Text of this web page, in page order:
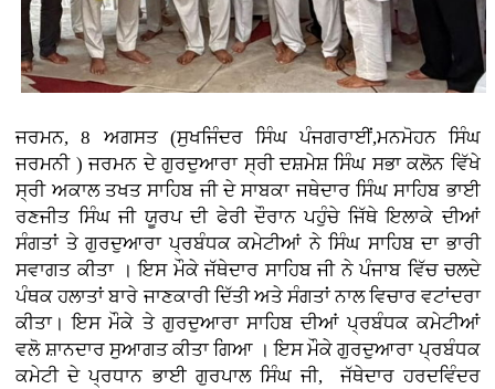
ਜਰਮਨ, 8 ਅਗਸਤ (ਸੁਖਜਿੰਦਰ ਸਿੰਘ ਪੰਜਗਰਾਈਂ,ਮਨਮੋਹਨ ਸਿੰਘ
ਜਰਮਨੀ ) ਜਰਮਨ ਦੇ ਗੁਰਦੁਆਰਾ ਸ੍ਰੀ ਦਸ਼ਮੇਸ਼ ਸਿੰਘ ਸਭਾ ਕਲੋਨ ਵਿੱਖੇ
ਸ੍ਰੀ ਅਕਾਲ ਤਖਤ ਸਾਹਿਬ ਜੀ ਦੇ ਸਾਬਕਾ ਜਥੇਦਾਰ ਸਿੰਘ ਸਾਹਿਬ ਭਾਈ
ਰਣਜੀਤ ਸਿੰਘ ਜੀ ਯੂਰਪ ਦੀ ਫੇਰੀ ਦੌਰਾਨ ਪਹੁੰਚੇ ਜਿੱਥੇ ਇਲਾਕੇ ਦੀਆਂ
ਸੰਗਤਾਂ ਤੇ ਗੁਰਦੁਆਰਾ ਪ੍ਰਬੰਧਕ ਕਮੇਟੀਆਂ ਨੇ ਸਿੰਘ ਸਾਹਿਬ ਦਾ ਭਾਰੀ
ਸਵਾਗਤ ਕੀਤਾ । ਇਸ ਮੌਕੇ ਜੱਥੇਦਾਰ ਸਾਹਿਬ ਜੀ ਨੇ ਪੰਜਾਬ ਵਿੱਚ ਚਲਦੇ
ਪੰਥਕ ਹਲਾਤਾਂ ਬਾਰੇ ਜਾਣਕਾਰੀ ਦਿੱਤੀ ਅਤੇ ਸੰਗਤਾਂ ਨਾਲ ਵਿਚਾਰ ਵਟਾਂਦਰਾ
ਕੀਤਾ। ਇਸ ਮੌਕੇ ਤੇ ਗੁਰਦੁਆਰਾ ਸਾਹਿਬ ਦੀਆਂ ਪ੍ਰਬੰਧਕ ਕਮੇਟੀਆਂ
ਵਲੋ ਸ਼ਾਨਦਾਰ ਸੁਆਗਤ ਕੀਤਾ ਗਿਆ । ਇਸ ਮੌਕੇ ਗੁਰਦੁਆਰਾ ਪ੍ਰਬੰਧਕ
ਕਮੇਟੀ ਦੇ ਪ੍ਰਧਾਨ ਭਾਈ ਗੁਰਪਾਲ ਸਿੰਘ ਜੀ, ਜੱਥੇਦਾਰ ਹਰਦਵਿੰਦਰ